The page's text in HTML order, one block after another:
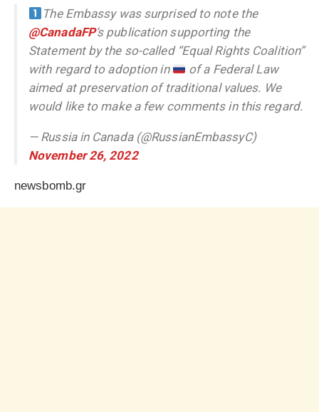
The Embassy was surprised to note the
@CanadaFP‘s publication supporting the
Statement by the so-called “Equal Rights Coalition”
with regard to adoption in
of a Federal Law
aimed at preservation of traditional values. We
would like to make a few comments in this regard.
— Russia in Canada (@RussianEmbassyC)
November 26, 2022
newsbomb.gr